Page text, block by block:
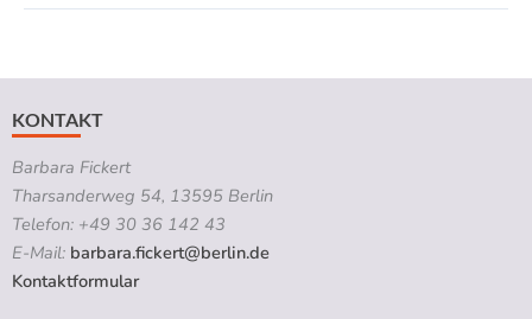
KONTAKT
Barbara Fickert
Tharsanderweg 54, 13595 Berlin
Telefon: +49 30 36 142 43
E-Mail: barbara.fickert@berlin.de
Kontaktformular